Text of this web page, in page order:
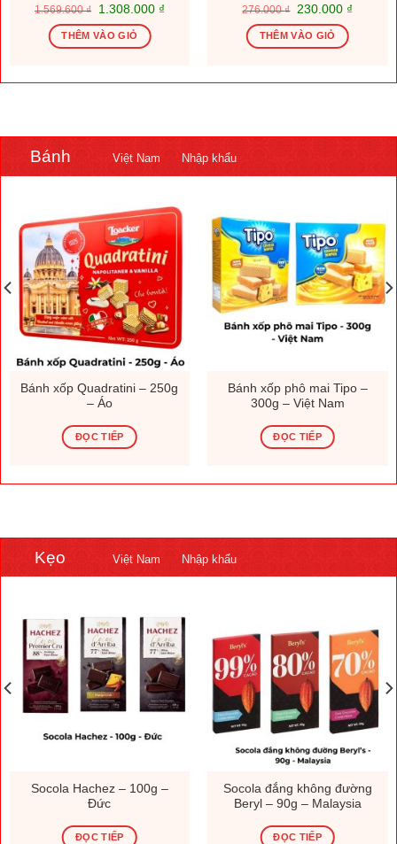
1.569.600₫
Giá
là:
1.569.600 ₫.
1.308.000 ₫Giá
THÊM VÀO GIỎ
276.000₫
Giá
là:
276.000 ₫.
230.000 ₫Giá
THÊM VÀO GIỎ
Bánh Việt Nam Nhập khẩu
Bánh xốp Quadratini – 250g
– Áo
ĐỌC TIẾP
Bánh xốp phô mai Tipo –
300g – Việt Nam
ĐỌC TIẾP
Kẹo Việt Nam Nhập khẩu
Socola Hachez – 100g –
Đức
ĐỌC TIẾP
Socola đắng không đường
Beryl – 90g – Malaysia
ĐỌC TIẾP